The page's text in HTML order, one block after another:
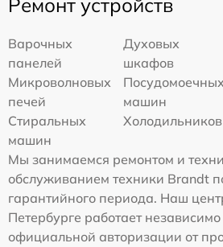
Ремонт устройств
Варочных
панелей
Духовых
шкафов
Микроволновых
печей
машин
Стиральных
машин
Холодильников
Мы занимаемся ремонтом и
обслуживанием техники Brandt
гарантийного периода. Наш
Петербурге работает
официальной авторизации от